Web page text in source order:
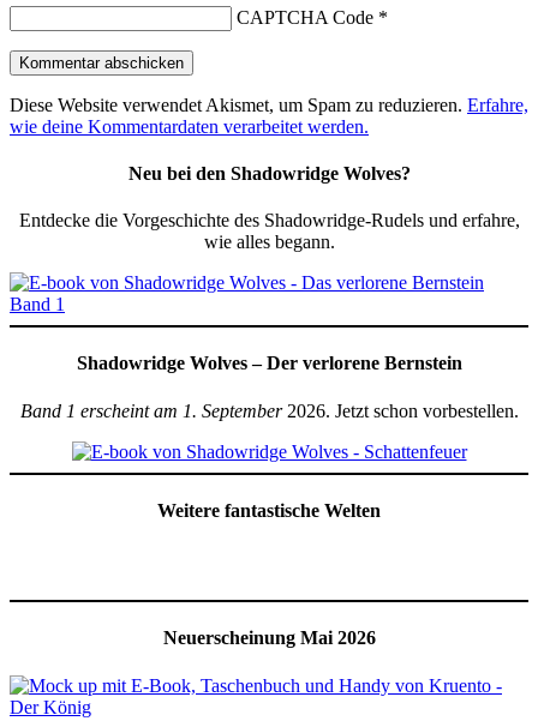
CAPTCHA Code *
Diese Website verwendet Akismet, um Spam zu reduzieren. Erfahre,
wie deine Kommentardaten verarbeitet werden.
Neu bei den Shadowridge Wolves?
Entdecke die Vorgeschichte des Shadowridge-Rudels und erfahre,
wie alles begann.
Shadowridge Wolves – Der verlorene Bernstein
Band 1 erscheint am 1. September2026. Jetzt schon vorbestellen.
Weitere fantastische Welten
Neuerscheinung Mai 2026